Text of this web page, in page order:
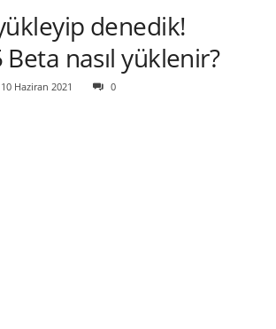
denedik!
Beta nasıl yüklenir?
10 Haziran 2021 0